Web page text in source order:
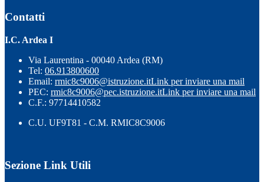
Contatti
I.C. Ardea I
Via Laurentina - 00040 Ardea (RM)
Tel: 06.913800600
Email: rmic8c9006@istruzione.itLink per inviare una mail
PEC: rmic8c9006@pec.istruzione.itLink per inviare una mail
C.F.: 97714410582
C.U. UF9T81 - C.M. RMIC8C9006
Sezione Link Utili